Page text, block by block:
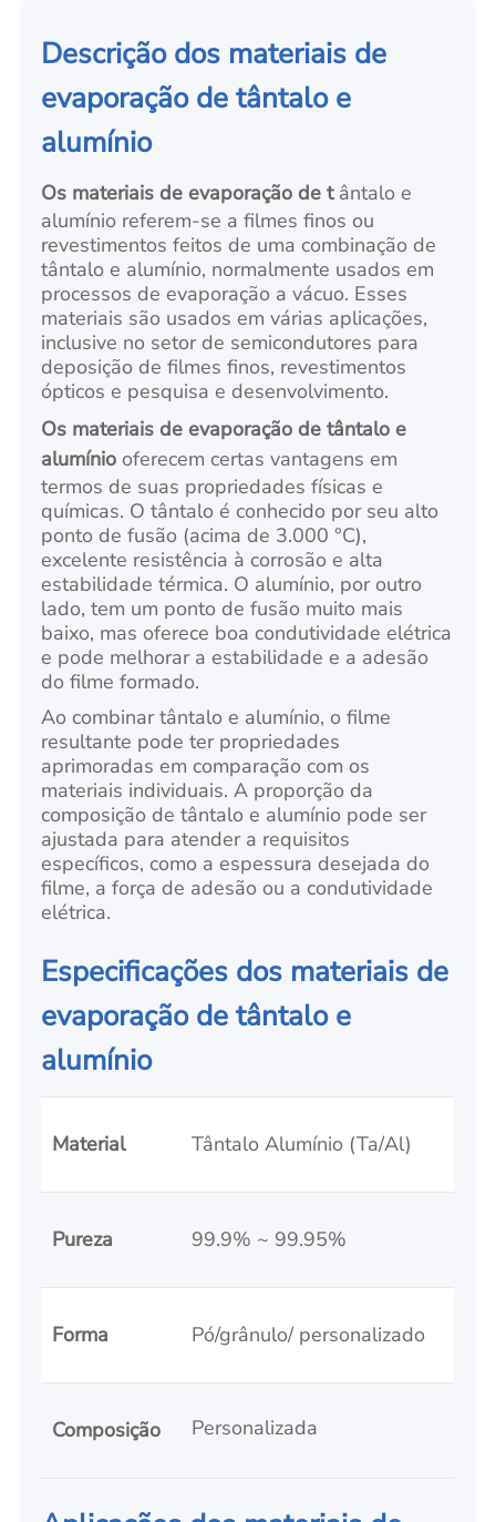
Descrição dos materiais de
evaporação de tântalo e
alumínio
Os materiais de evaporação de tântalo e
alumínio referem-se a filmes finos ou
revestimentos feitos de uma combinação de
tântalo e alumínio, normalmente usados em
processos de evaporação a vácuo. Esses
materiais são usados em várias aplicações,
inclusive no setor de semicondutores para
deposição de filmes finos, revestimentos
ópticos e pesquisa e desenvolvimento.
Os materiais de evaporação de tântalo e
alumínio oferecem certas vantagens em
termos de suas propriedades físicas e
químicas. O tântalo é conhecido por seu alto
ponto de fusão (acima de 3.000 °C),
excelente resistência à corrosão e alta
estabilidade térmica. O alumínio, por outro
lado, tem um ponto de fusão muito mais
baixo, mas oferece boa condutividade elétrica
e pode melhorar a estabilidade e a adesão
do filme formado.
Ao combinar tântalo e alumínio, o filme
resultante pode ter propriedades
aprimoradas em comparação com os
materiais individuais. A proporção da
composição de tântalo e alumínio pode ser
ajustada para atender a requisitos
específicos, como a espessura desejada do
filme, a força de adesão ou a condutividade
elétrica.
Especificações dos materiais de
evaporação de tântalo e
alumínio
Material Tântalo Alumínio (Ta/Al)
Pureza 99.9% ~ 99.95%
Forma Pó/grânulo/ personalizado
Composição Personalizada